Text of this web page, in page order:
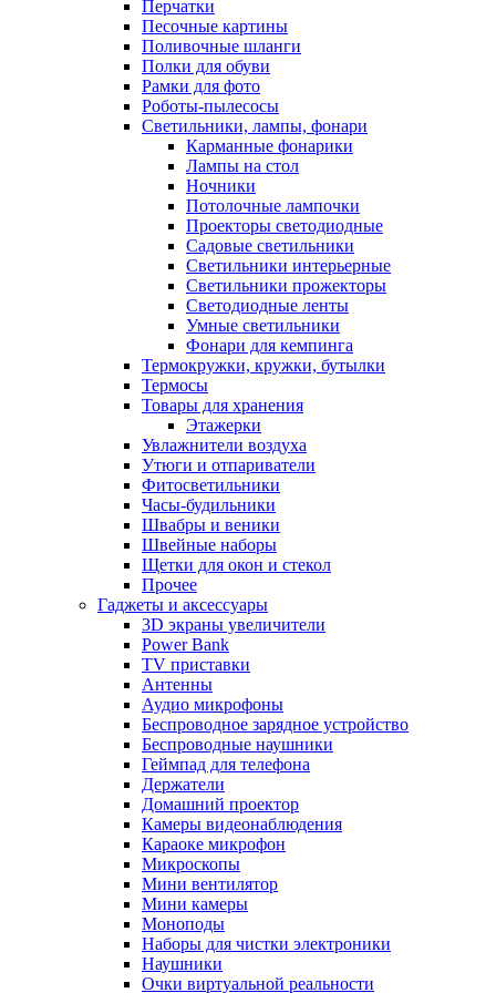
Перчатки
Песочные картины
Поливочные шланги
Полки для обуви
Рамки для фото
Роботы-пылесосы
Светильники, лампы, фонари
Карманные фонарики
Лампы на стол
Ночники
Потолочные лампочки
Проекторы светодиодные
Садовые светильники
Светильники интерьерные
Светильники прожекторы
Светодиодные ленты
Умные светильники
Фонари для кемпинга
Термокружки, кружки, бутылки
Термосы
Товары для хранения
Этажерки
Увлажнители воздуха
Утюги и отпариватели
Фитосветильники
Часы-будильники
Швабры и веники
Швейные наборы
Щетки для окон и стекол
Прочее
Гаджеты и аксессуары
3D экраны увеличители
Power Bank
TV приставки
Антенны
Аудио микрофоны
Беспроводное зарядное устройство
Беспроводные наушники
Геймпад для телефона
Держатели
Домашний проектор
Камеры видеонаблюдения
Караоке микрофон
Микроскопы
Мини вентилятор
Мини камеры
Моноподы
Наборы для чистки электроники
Наушники
Очки виртуальной реальности